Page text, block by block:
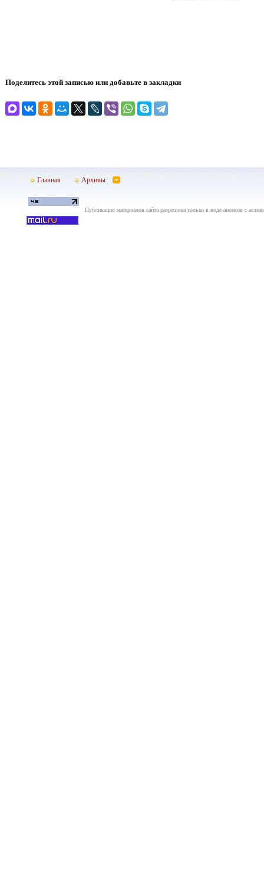
Поделитесь этой записью или добавьте в закладки
Главная Архивы
Публикация материалов сайта разрешена только в виде анонсов с